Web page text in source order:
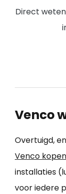
Direct
Venco
Overtuigd,
Venco kopen
installaties
voor iedere